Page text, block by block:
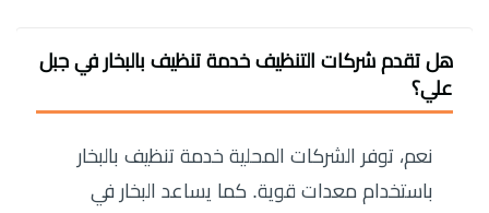
هل تقدم شركات التنظيف خدمة تنظيف بالبخار في جبل
علي؟
نعم، توفر الشركات المحلية خدمة تنظيف بالبخار
باستخدام معدات قوية. كما يساعد البخار في